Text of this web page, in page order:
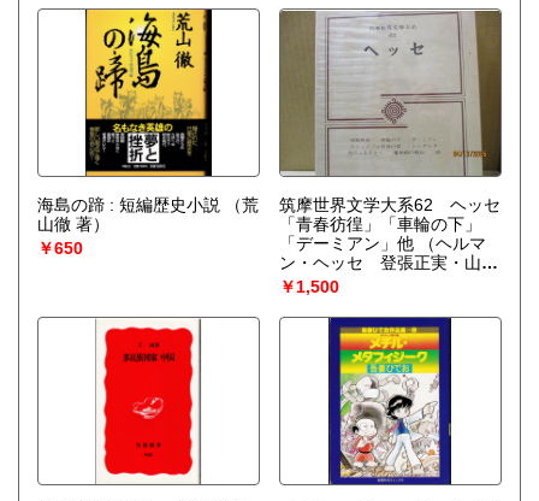
海島の蹄 : 短編歴史小説
（荒
山徹 著）
￥650
筑摩世界文学大系62 ヘッセ
「青春彷徨」「車輪の下」
「デーミアン」他
（ヘルマ
ン・ヘッセ 登張正実・山下
肇・手塚富雄 他（訳））
￥1,500